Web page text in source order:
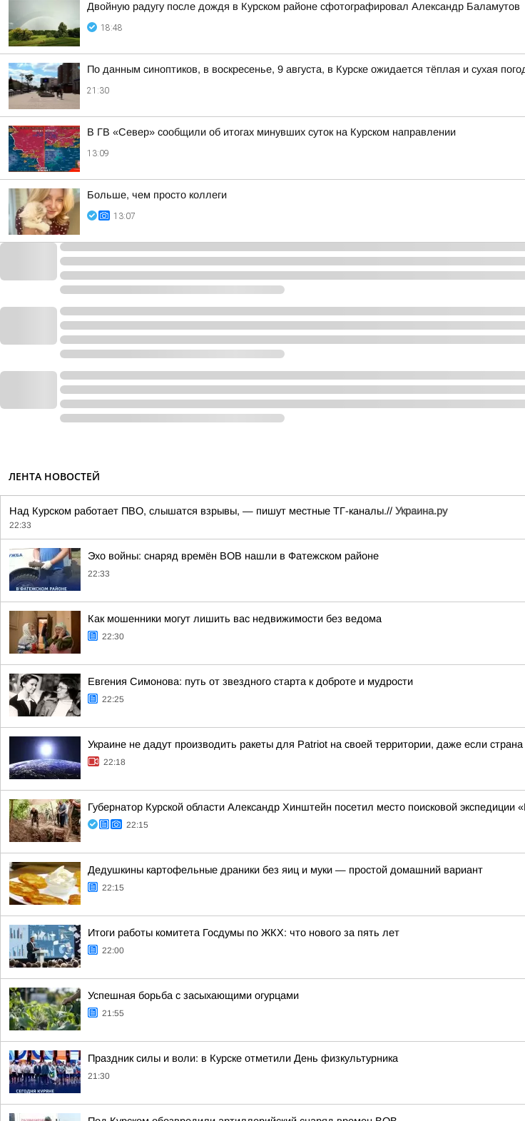
Двойную радугу после дождя в Курском районе сфотографировал Александр Баламутов
18:48
По данным синоптиков, в воскресенье, 9 августа, в Курске ожидается тёплая и сухая
21:30
В ГВ «Север» сообщили об итогах минувших суток на Курском направлении
13:09
Больше, чем просто коллеги
13:07
ЛЕНТА НОВОСТЕЙ
Над Курском работает ПВО, слышатся взрывы, — пишут местные ТГ-каналы.// Украина.ру
22:33
Эхо войны: снаряд времён ВОВ нашли в Фатежском районе
22:33
Как мошенники могут лишить вас недвижимости без ведома
22:30
Евгения Симонова: путь от звездного старта к доброте и мудрости
22:25
Украине не дадут производить ракеты для Patriot на своей территории, даже если
22:18
Губернатор Курской области Александр Хинштейн посетил место поисковой
22:15
Дедушкины картофельные драники без яиц и муки — простой домашний вариант
22:15
Итоги работы комитета Госдумы по ЖКХ: что нового за пять лет
22:00
Успешная борьба с засыхающими огурцами
21:55
Праздник силы и воли: в Курске отметили День физкультурника
21:30